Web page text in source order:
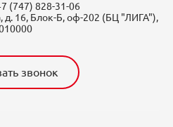
(747) 828-31-06
д. 16, Блок-Б, оф-202 (БЦ "ЛИГА"),
звонок